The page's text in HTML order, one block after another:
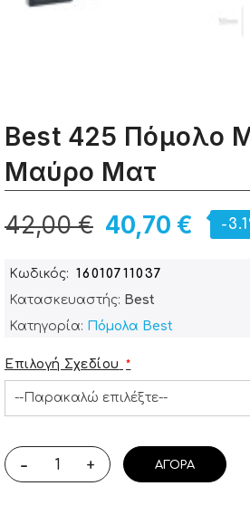
Best 425 Πόμολο
Μαύρο Ματ
40,70 €
42,00 € -
Κωδικός
16010711037
Κατασκευαστής: Best
Κατηγορία: Πόμολα Best
Επιλογή Σχεδίου
- + ΑΓΟΡΆ